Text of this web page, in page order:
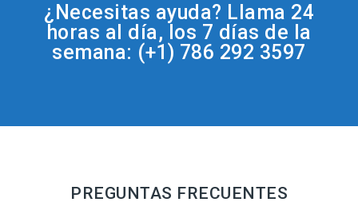
¿Necesitas ayuda? Llama 24
horas al día, los 7 días de la
semana: (+1) 786 292 3597
PREGUNTAS FRECUENTES